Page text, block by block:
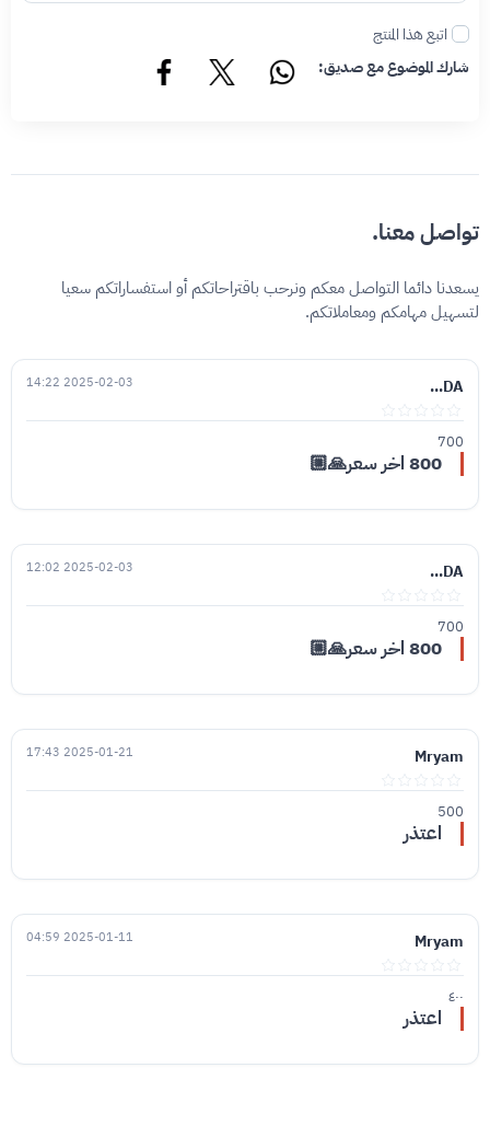
اتبع هذا المنتج
شارك الموضوع مع صديق:
تواصل معنا.
يسعدنا دائما التواصل معكم ونرحب باقتراحاتكم أو استفساراتكم سعيا
لتسهيل مهامكم ومعاملاتكم.
DA...
2025-02-03 14:22
700
800 اخر سعر🙏🏼
DA...
2025-02-03 12:02
700
800 اخر سعر🙏🏼
Mryam
2025-01-21 17:43
500
اعتذر
Mryam
2025-01-11 04:59
٤٠٠
اعتذر